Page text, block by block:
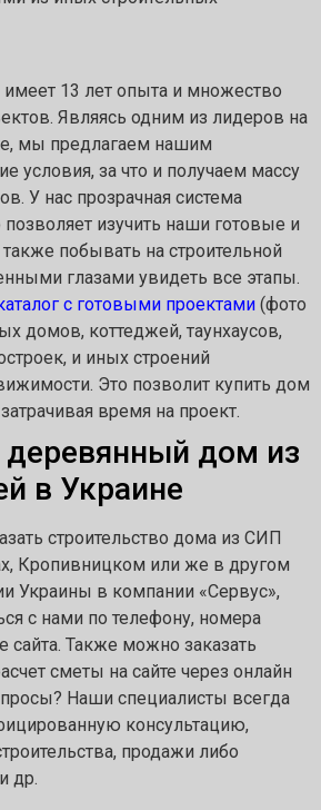
13 лет опыта и множество
Являясь одним из лидеров на
мы предлагаем нашим
условия, за что и получаем массу
У нас прозрачная система
позволяет изучить наши готовые и
побывать на строительной
глазами увидеть все этапы.
с готовыми проектами (фото
домов, коттеджей, таунхаусов,
и иных строений
Это позволит купить дом
время на проект.
деревянный дом из
в Украине
строительство дома из СИП
Кропивницком или же в другом
Украины в компании «Сервус»,
с нами по телефону, номера
сайта. Также можно заказать
сметы на сайте через онлайн
Наши специалисты всегда
консультацию,
продажи либо
др.